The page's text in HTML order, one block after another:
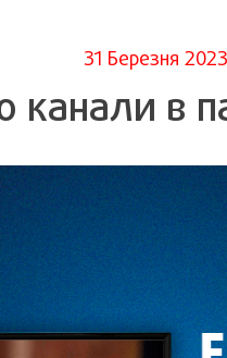
31 Березня 2023
канали в